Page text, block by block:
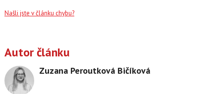
Našli jste v článku chybu?
Autor článku
Zuzana Peroutková Bičíková